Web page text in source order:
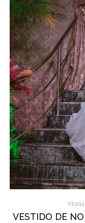
VESTIDO DE